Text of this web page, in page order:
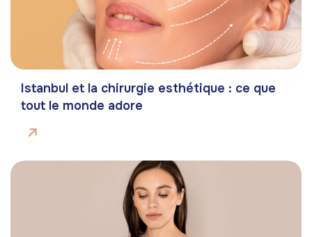
Istanbul et la chirurgie esthétique : ce que
tout le monde adore